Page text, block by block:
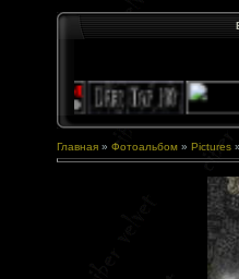
Главная » Фотоальбом » Pictures